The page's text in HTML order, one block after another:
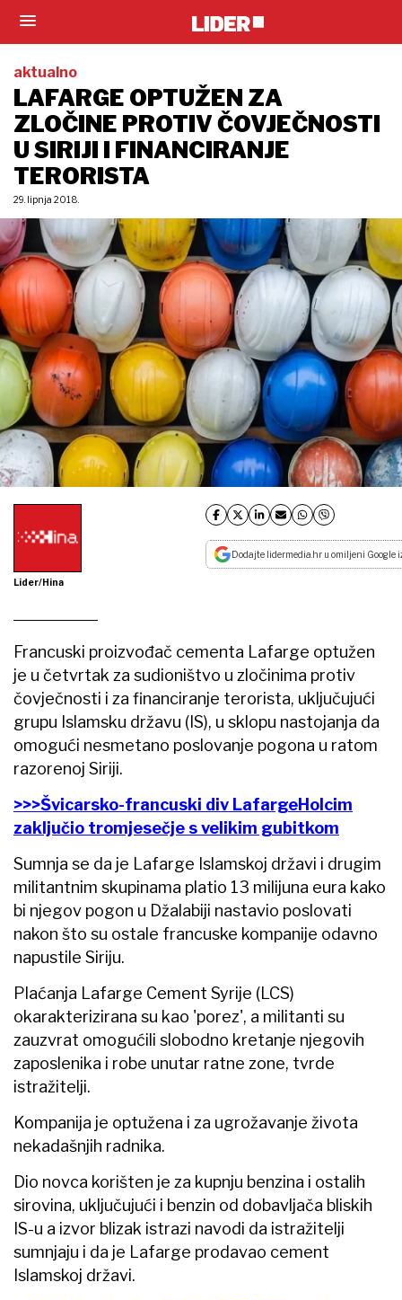
aktualno
LAFARGE OPTUŽEN ZA
ZLOČINE PROTIV ČOVJEČNOSTI
U SIRIJI I FINANCIRANJE
TERORISTA
29. lipnja 2018.
Lider/Hina
Dodajte lidermedia.hr u omiljeni Google
Francuski proizvođač cementa Lafarge optužen
je u četvrtak za sudioništvo u zločinima protiv
čovječnosti i za financiranje terorista, uključujući
grupu Islamsku državu (IS), u sklopu nastojanja da
omogući nesmetano poslovanje pogona u ratom
razorenoj Siriji.
>>>Švicarsko-francuski div LafargeHolcim
zaključio tromjesečje s velikim gubitkom
Sumnja se da je Lafarge Islamskoj državi i drugim
militantnim skupinama platio 13 milijuna eura kako
bi njegov pogon u Džalabiji nastavio poslovati
nakon što su ostale francuske kompanije odavno
napustile Siriju.
Plaćanja Lafarge Cement Syrije (LCS)
okarakterizirana su kao 'porez', a militanti su
zauzvrat omogućili slobodno kretanje njegovih
zaposlenika i robe unutar ratne zone, tvrde
istražitelji.
Kompanija je optužena i za ugrožavanje života
nekadašnjih radnika.
Dio novca korišten je za kupnju benzina i ostalih
sirovina, uključujući i benzin od dobavljača bliskih
IS-u a izvor blizak istrazi navodi da istražitelji
sumnjaju i da je Lafarge prodavao cement
Islamskoj državi.